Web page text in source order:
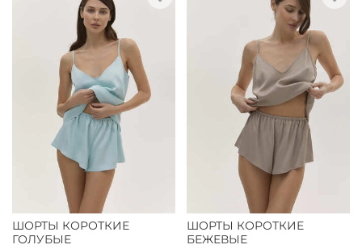
ШОРТЫ КОРОТКИЕ
ГОЛУБЫЕ
ШОРТЫ КОРОТКИЕ
БЕЖЕВЫЕ